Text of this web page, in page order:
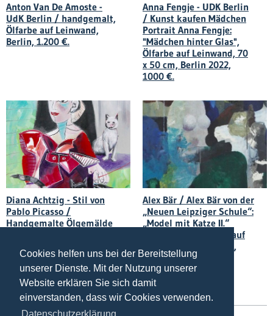
Cookies helfen uns bei der Bereitstellung
unserer Dienste. Mit der Nutzung unserer
Website erklären Sie sich damit
einverstanden, dass wir Cookies verwenden.
Anton Van De Amoste -
UdK Berlin / handgemalt,
Ölfarbe auf Leinwand,
Berlin, 1.200 €.
Anna Fengje - UDK Berlin
/ Kunst kaufen Mädchen
Portrait Anna Fengje:
"Mädchen hinter Glas",
Ölfarbe auf Leinwand, 70
x 50 cm, Berlin 2022,
1000 €.
Diana Achtzig - Stil von
Pablo Picasso /
Handgemalte Ölgemälde
Ölfarbe auf Leinwand, 80
x 60 cm, Jahr: 1981,
Berlin, Preis auf Anfrage!
Alex Bär / Alex Bär von der
„Neuen Leipziger Schule“:
„Model mit Katze II.“
(Blau), Mischtechnik auf
Leinwand, 80 x 75 cm,
2019, mit Rahmen in
Schwarz, Preise auf
Anfrage.